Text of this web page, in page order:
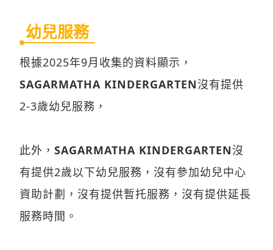
幼兒服務
根據2025年9月收集的資料顯示，
SAGARMATHA KINDERGARTEN沒有提供
2-3歲幼兒服務，
此外， SAGARMATHA KINDERGARTEN沒
有提供2歲以下幼兒服務，沒有參加幼兒中心
資助計劃，沒有提供暫托服務，沒有提供延長
服務時間。